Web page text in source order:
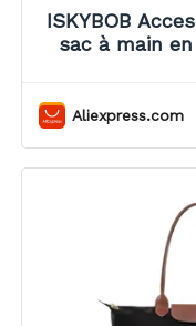
ISKYBOB
sac à main
Aliexpress.com